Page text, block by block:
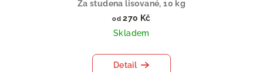
Za studena lisované, 10 kg
od 270 Kč
Skladem
Detail